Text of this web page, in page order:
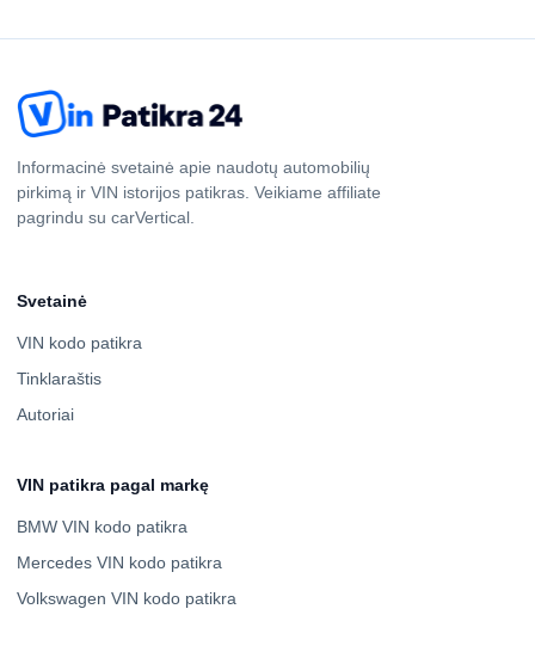
Informacinė svetainė apie naudotų automobilių
pirkimą ir VIN istorijos patikras. Veikiame affiliate
pagrindu su carVertical.
Svetainė
VIN kodo patikra
Tinklaraštis
Autoriai
VIN patikra pagal markę
BMW VIN kodo patikra
Mercedes VIN kodo patikra
Volkswagen VIN kodo patikra